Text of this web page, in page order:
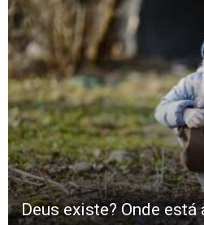
Deus existe? Onde está